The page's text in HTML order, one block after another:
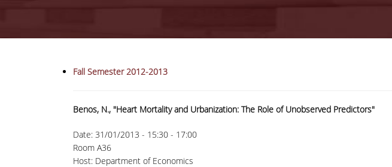
Fall Semester 2012-2013
Benos, N., "Heart Mortality and Urbanization: The Role of Unobserved Predictors"
Date:31/01/2013 - 15:30 - 17:00
Room A36
Host: Department of Economics